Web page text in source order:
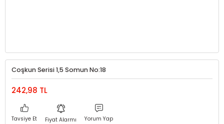
Coşkun Serisi 1,5 Somun No:18
242,98 TL
Tavsiye Et Fiyat Alarmı
Yorum Yap